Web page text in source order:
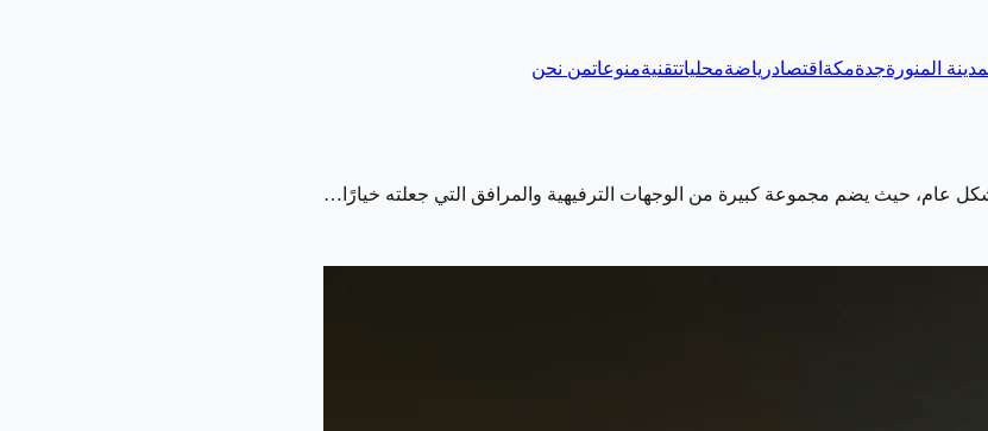
المنورةجدةمكة اقتصادرياضةمحلياتتقنيةمنوعاتمن نحن
عام، حيث يضم مجموعة كبيرة من الوجهات الترفيهية والمرافق التي جعلته خيارًا…